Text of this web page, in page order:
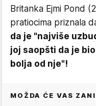
Britanka Ejmi Pond
pratiocima priznala
da je "najviše
joj saopšti da je
bolja od nje"!
MOŽDA ĆE VAS